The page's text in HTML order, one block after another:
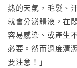
熱的天氣，毛髮、
就會分泌體液，在
容易感染、或產生
必要。然而過度清
要注意！」